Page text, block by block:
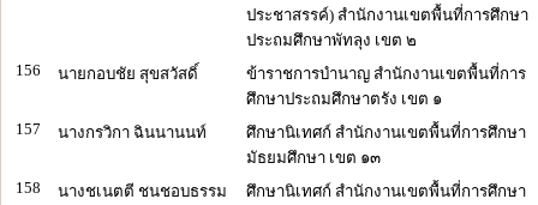
ประชาสรรค์) สำนักงานเขตพื้นที่การศึกษา
ประถมศึกษาพัทลุง เขต ๒
156
นายกอบชัย สุขสวัสดิ์
ข้าราชการบำนาญ สำนักงานเขตพื้นที่การ
ศึกษาประถมศึกษาตรัง เขต ๑
157
นางกรวิกา ฉินนานนท์
ศึกษานิเทศก์ สำนักงานเขตพื้นที่การศึกษา
มัธยมศึกษา เขต ๑๓
158
นางชเนตตี ชนชอบธรรม
ศึกษานิเทศก์ สำนักงานเขตพื้นที่การศึกษา